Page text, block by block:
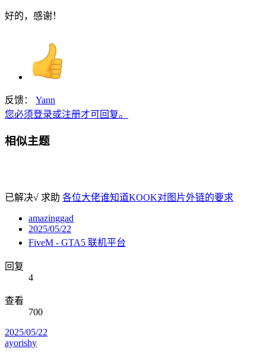
好的，感谢！
反馈：
Yann
您必须登录或注册才可回复。
相似主题
已解决√ 求助 各位大佬谁知道KOOK对图片外链的要求
amazinggad
2025/05/22
FiveM - GTA5 联机平台
回复
4
查看
700
2025/05/22
ayorishy